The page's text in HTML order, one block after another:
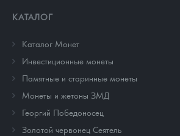
КАТАЛОГ
Каталог Монет
Инвестиционные монеты
Памятные и старинные монеты
Монеты и жетоны ЗМД
Георгий Победоносец
Золотой червонец Сеятель